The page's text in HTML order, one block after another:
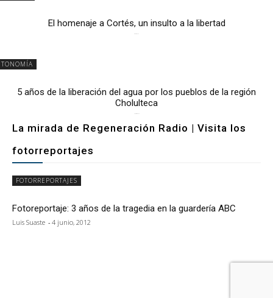
El homenaje a Cortés, un insulto a la libertad
5 años de la liberación del agua por los pueblos de la región
Cholulteca
La mirada de Regeneración Radio | Visita los
fotorreportajes
FOTORREPORTAJES
Fotoreportaje: 3 años de la tragedia en la guardería ABC
Luis Suaste - 4 junio, 2012